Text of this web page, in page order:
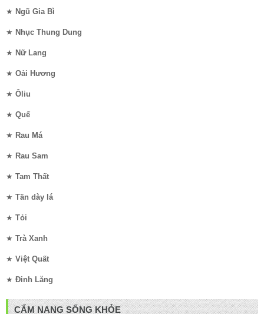
★ Ngũ Gia Bì
★ Nhục Thung Dung
★ Nữ Lang
★ Oải Hương
★ Ôliu
★ Quế
★ Rau Má
★ Rau Sam
★ Tam Thất
★ Tần dày lá
★ Tỏi
★ Trà Xanh
★ Việt Quất
★ Đinh Lăng
CẨM NANG SỐNG KHỎE